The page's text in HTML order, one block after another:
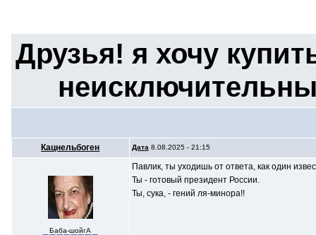
Друзья! я хочу
Кацнельбоген Дата 8.08.2025 - 21:15
Баба-шойгА
Павлик, ты уходишь от ответа, как один
Ты - готовый президент России.
Ты, сука, - гений ля-минора!!